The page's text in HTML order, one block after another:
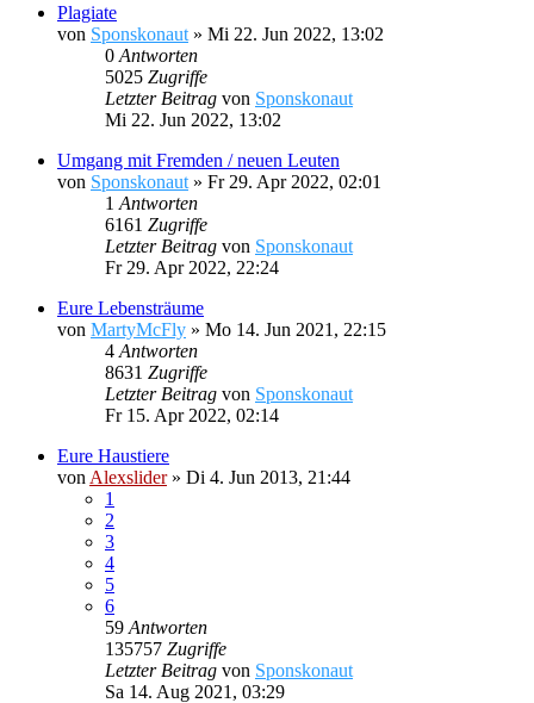
Plagiate
von Sponskonaut » Mi 22. Jun 2022, 13:02
0 Antworten
5025 Zugriffe
Letzter Beitrag von Sponskonaut
Mi 22. Jun 2022, 13:02
Umgang mit Fremden / neuen Leuten
von Sponskonaut » Fr 29. Apr 2022, 02:01
1 Antworten
6161 Zugriffe
Letzter Beitrag von Sponskonaut
Fr 29. Apr 2022, 22:24
Eure Lebensträume
von MartyMcFly » Mo 14. Jun 2021, 22:15
4 Antworten
8631 Zugriffe
Letzter Beitrag von Sponskonaut
Fr 15. Apr 2022, 02:14
Eure Haustiere
von Alexslider» Di 4. Jun 2013, 21:44
1
2
3
4
5
6
59 Antworten
135757 Zugriffe
Letzter Beitrag von Sponskonaut
Sa 14. Aug 2021, 03:29